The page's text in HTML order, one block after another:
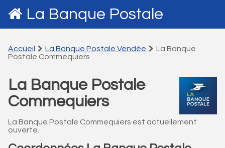
La Banque Postale
Accueil La Banque Postale Vendée
La Banque
Postale Commequiers
La Banque Postale
Commequiers
La Banque Postale Commequiers est actuellement
ouverte.